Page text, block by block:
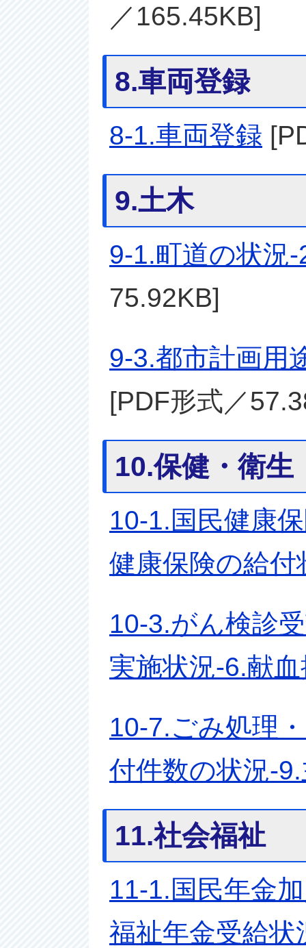
／165.45KB]
8.車両登録
8-1.車両登録
9.土木
9-1.町道の状況
75.92KB]
9-3.都市計画用
[PDF形式／
10.保健・衛生
10-1.国民健康
健康保険の給付
10-3.がん検診
実施状況-6.献
10-7.ごみ処理
付件数の状況-
11.社会福祉
11-1.国民年金
福祉年金受給状